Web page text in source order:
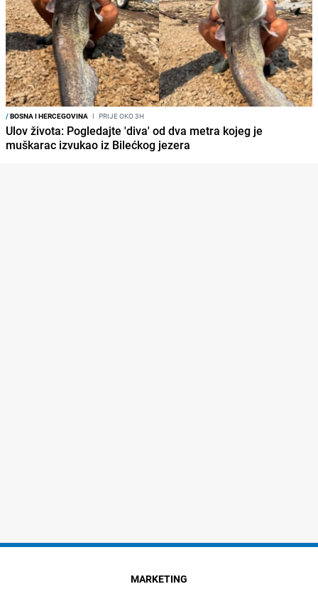
/BOSNA I HERCEGOVINA I PRIJE OKO 3H
Ulov života: Pogledajte 'diva' od dva metra kojeg je
muškarac izvukao iz Bilećkog jezera
MARKETING